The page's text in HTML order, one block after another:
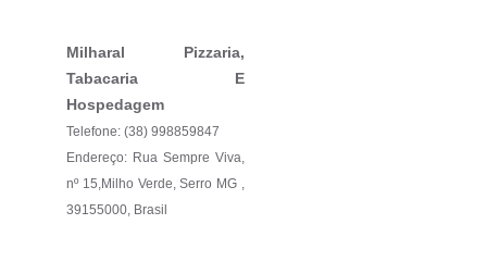
Milharal Pizzaria,
Tabacaria E
Hospedagem
Telefone: (38) 998859847
Endereço: Rua Sempre Viva,
nº 15,Milho Verde, Serro MG ,
39155000, Brasil